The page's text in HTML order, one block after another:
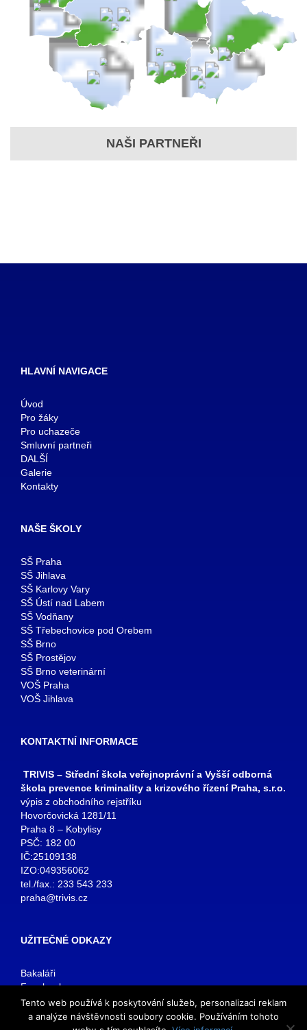
NAŠI PARTNEŘI
HLAVNÍ NAVIGACE
Úvod
Pro žáky
Pro uchazeče
Smluvní partneři
DALŠÍ
Galerie
Kontakty
NAŠE ŠKOLY
SŠ Praha
SŠ Jihlava
SŠ Karlovy Vary
SŠ Ústí nad Labem
SŠ Vodňany
SŠ Třebechovice pod Orebem
SŠ Brno
SŠ Prostějov
SŠ Brno veterinární
VOŠ Praha
VOŠ Jihlava
KONTAKTNÍ INFORMACE
TRIVIS – Střední škola veřejnoprávní a Vyšší odborná
škola prevence kriminality a krizového řízení Praha, s.r.o.
výpis z obchodního rejstříku
Hovorčovická 1281/11
Praha 8 – Kobylisy
PSČ: 182 00
IČ:25109138
IZO:049356062
tel./fax.: 233 543 233
praha@trivis.cz
UŽITEČNÉ ODKAZY
Bakaláři
Facebook
VOŠ Praha
E-mail zaměstnanci
E-mail studenti
Tento web používá k poskytování služeb, personalizaci reklam
a analýze návštěvnosti soubory cookie. Používáním tohoto